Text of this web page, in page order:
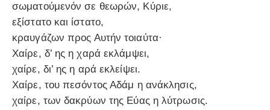
σωματούμενόν σε θεωρών, Κύριε,
εξίστατο και ίστατο,
κραυγάζων προς Αυτήν τοιαύτα·
Χαίρε, δ’ ης η χαρά εκλάμψει,
χαίρε, δι’ ης η αρά εκλείψει.
Χαίρε, του πεσόντος Αδάμ η ανάκλησις,
χαίρε, των δακρύων της Εύας η λύτρωσις.